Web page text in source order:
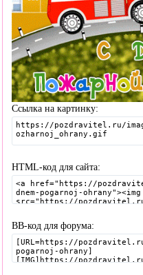
Ссылка на картинку:
HTML-код для сайта:
BB-код для форума: